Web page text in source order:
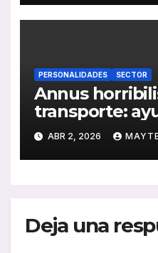
PERSONALIDADES SECTOR
Annus
transporte:
insuficientes y
disparados en
2026
ABR 2, 2026
Deja una